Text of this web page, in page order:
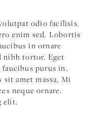
odio facilisis.
enim sed. Lobortis
in ornare
nibh tortor. Eget
purus in.
amet massa. Mi
neque ornare.
elit.